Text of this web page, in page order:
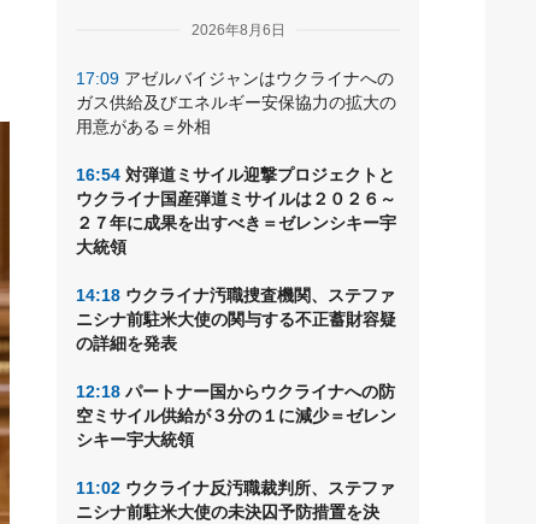
2026年8月6日
17:09 アゼルバイジャンはウクライナへの
ガス供給及びエネルギー安保協力の拡大の
用意がある＝外相
16:54 対弾道ミサイル迎撃プロジェクトと
ウクライナ国産弾道ミサイルは２０２６～
２７年に成果を出すべき＝ゼレンシキー宇
大統領
14:18 ウクライナ汚職捜査機関、ステファ
ニシナ前駐米大使の関与する不正蓄財容疑
の詳細を発表
12:18 パートナー国からウクライナへの防
空ミサイル供給が３分の１に減少＝ゼレン
シキー宇大統領
11:02 ウクライナ反汚職裁判所、ステファ
ニシナ前駐米大使の未決囚予防措置を決